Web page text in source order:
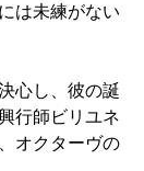
は未練がない
心し、彼の誕
行師ビリユネ
オクターヴの